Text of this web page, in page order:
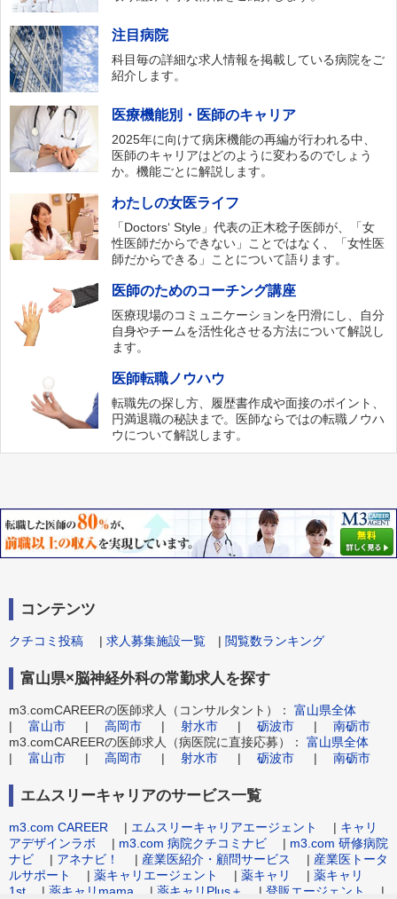
注目病院
科目毎の詳細な求人情報を掲載している病院をご
紹介します。
医療機能別・医師のキャリア
2025年に向けて病床機能の再編が行われる中、
医師のキャリアはどのように変わるのでしょう
か。機能ごとに解説します。
わたしの女医ライフ
「Doctors‘ Style」代表の正木稔子医師が、「女
性医師だからできない」ことではなく、「女性医
師だからできる」ことについて語ります。
医師のためのコーチング講座
医療現場のコミュニケーションを円滑にし、自分
自身やチームを活性化させる方法について解説し
ます。
医師転職ノウハウ
転職先の探し方、履歴書作成や面接のポイント、
円満退職の秘訣まで。医師ならではの転職ノウハ
ウについて解説します。
コンテンツ
クチコミ投稿 | 求人募集施設一覧 | 閲覧数ランキング
富山県×脳神経外科の常勤求人を探す
m3.comCAREERの医師求人（コンサルタント）： 富山県全体
| 富山市 | 高岡市 | 射水市 | 砺波市 | 南砺市
m3.comCAREERの医師求人（病医院に直接応募）： 富山県全体
| 富山市 | 高岡市 | 射水市 | 砺波市 | 南砺市
エムスリーキャリアのサービス一覧
m3.com CAREER | エムスリーキャリアエージェント | キャリ
アデザインラボ | m3.com 病院クチコミナビ | m3.com 研修病院
ナビ | アネナビ！ | 産業医紹介・顧問サービス | 産業医トータ
ルサポート
| 薬キャリエージェント | 薬キャリ | 薬キャリ
1st | 薬キャリmama | 薬キャリPlus＋ | 登販エージェント |